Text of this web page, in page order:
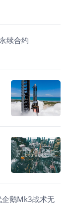
续合约
企鹅Mk3战术无